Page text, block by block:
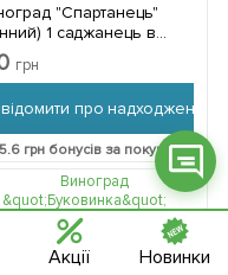
"Спартанець"
саджанець в
грн
про надходження
грн бонусів за покупку
Інстаграм
Акції Новинки